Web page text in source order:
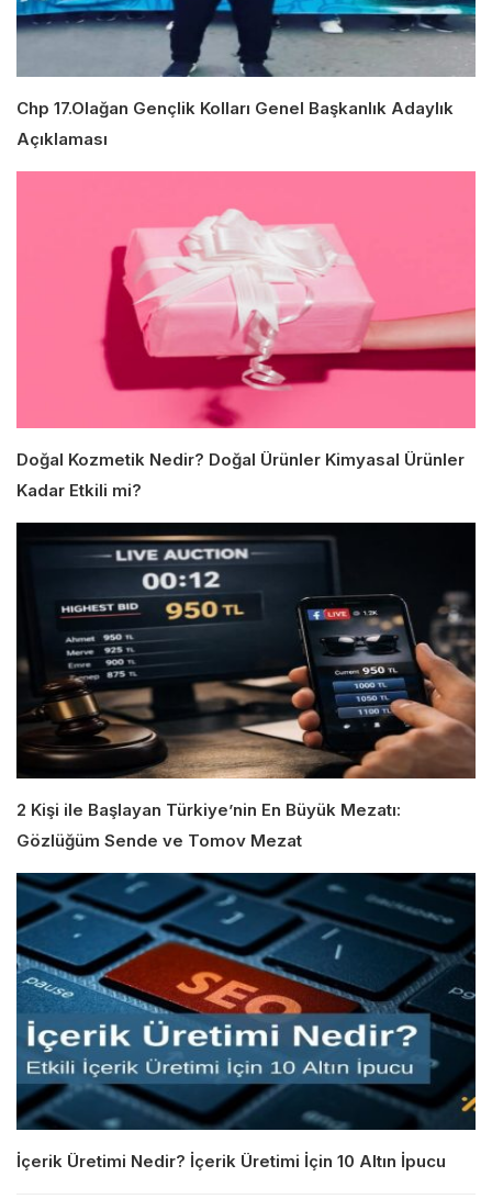
Chp 17.Olağan Gençlik Kolları Genel Başkanlık Adaylık
Açıklaması
Doğal Kozmetik Nedir? Doğal Ürünler Kimyasal Ürünler
Kadar Etkili mi?
2 Kişi ile Başlayan Türkiye’nin En Büyük Mezatı:
Gözlüğüm Sende ve Tomov Mezat
İçerik Üretimi Nedir? İçerik Üretimi İçin 10 Altın İpucu